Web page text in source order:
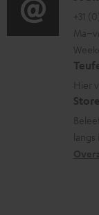
n
m
a
t
i
e
i
n
f
o
r
m
a
o
g
l
o
s
s
a
o
n
t
a
c
t
i
+31
Hier